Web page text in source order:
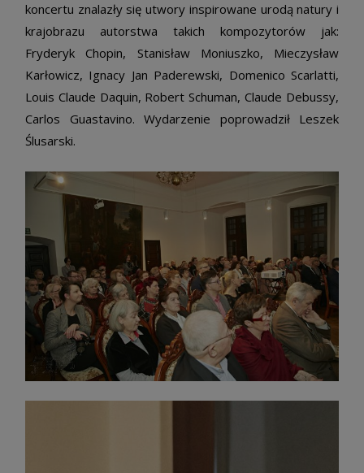
koncertu znalazły się utwory inspirowane urodą natury i
krajobrazu autorstwa takich kompozytorów jak:
Fryderyk Chopin, Stanisław Moniuszko, Mieczysław
Karłowicz, Ignacy Jan Paderewski, Domenico Scarlatti,
Louis Claude Daquin, Robert Schuman, Claude Debussy,
Carlos Guastavino. Wydarzenie poprowadził Leszek
Ślusarski.